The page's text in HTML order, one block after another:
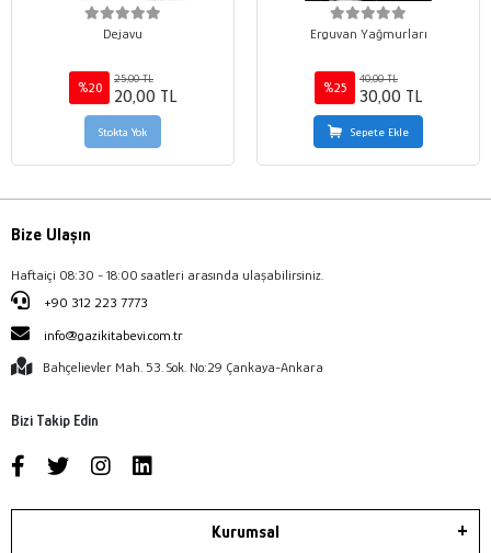
Dejavu
%20
25,00 TL
20,00 TL
Stokta Yok
Erguvan Yağmurları
%25
40,00 TL
30,00 TL
Sepete Ekle
Bize Ulaşın
Haftaiçi 08:30 - 18:00 saatleri arasında ulaşabilirsiniz.
+90 312 223 7773
info@gazikitabevi.com.tr
Bahçelievler Mah. 53. Sok. No:29 Çankaya-Ankara
Bizi Takip Edin
Kurumsal